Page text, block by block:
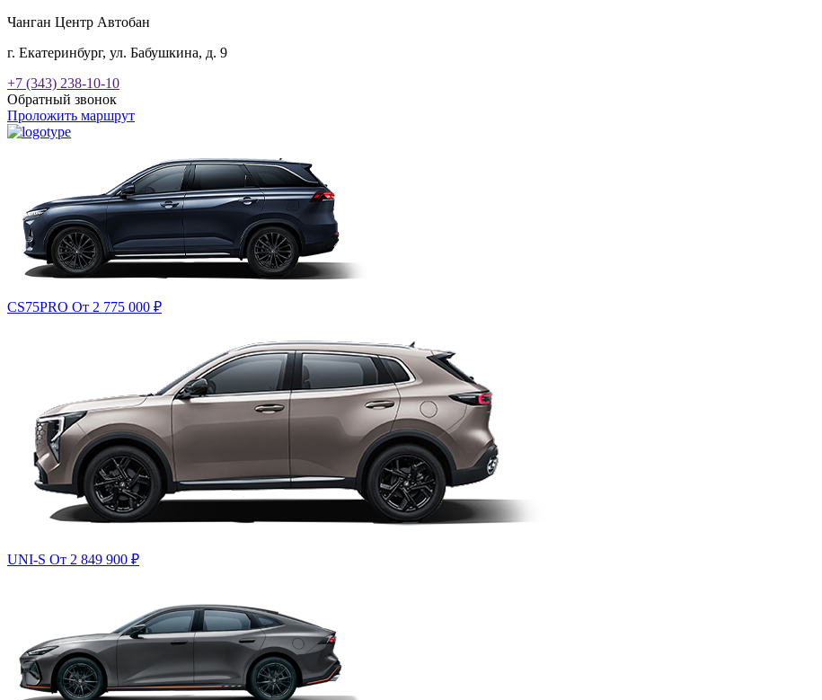
Чанган Центр Автобан
г. Екатеринбург, ул. Бабушкина, д. 9
+7 (343) 238-10-10
Обратный звонок
Проложить маршрут
CS75PRO От 2 775 000 ₽
UNI-S От 2 849 900 ₽